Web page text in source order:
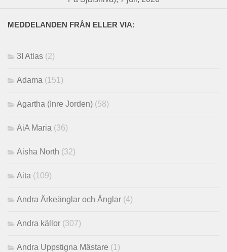
MEDDELANDEN FRÅN ELLER VIA:
3I Atlas (2)
Adama (151)
Agartha (Inre Jorden) (58)
AiA Maria (36)
Aisha North (32)
Aita (109)
Andra Ärkeänglar och Änglar (4)
Andra källor (307)
Andra Uppstigna Mästare (1)